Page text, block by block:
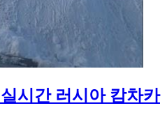
시간 러시아 캄차카